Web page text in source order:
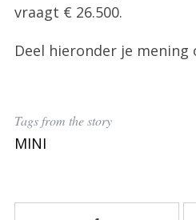
vraagt € 26.500.
Deel hieronder je mening
Tags from the story
MINI